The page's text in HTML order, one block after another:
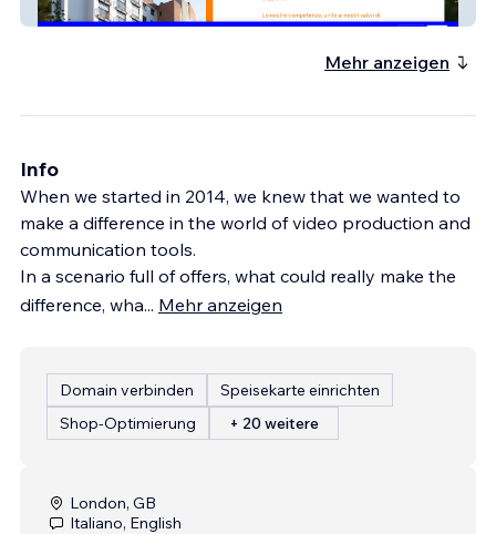
RSA Arzaga
Mehr anzeigen
Info
When we started in 2014, we knew that we wanted to
make a difference in the world of video production and
communication tools.
In a scenario full of offers, what could really make the
difference, wha... Mehr anzeigen
Domain verbinden
Speisekarte einrichten
Shop-Optimierung
+ 20 weitere
London, GB
Italiano, English